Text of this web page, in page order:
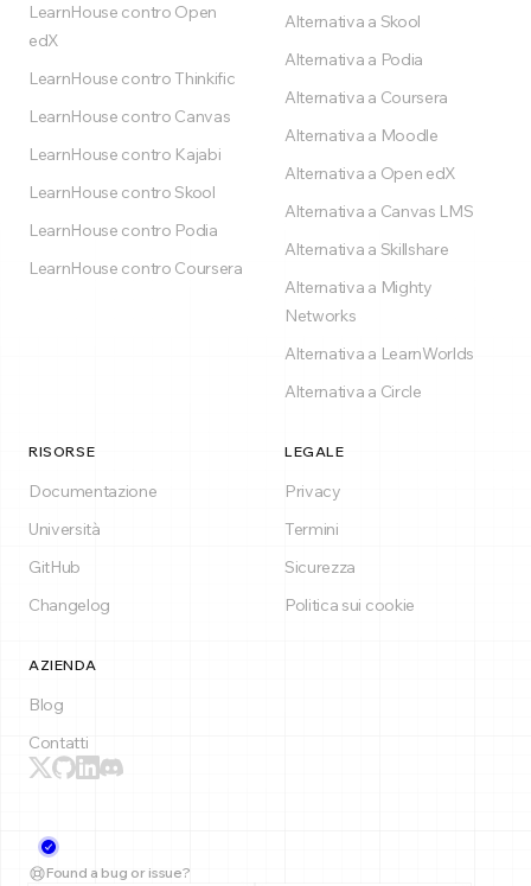
LearnHouse contro Open
edX
LearnHouse contro Thinkific
LearnHouse contro Canvas
LearnHouse contro Kajabi
LearnHouse contro Skool
LearnHouse contro Podia
LearnHouse contro Coursera
Alternativa a Skool
Alternativa a Podia
Alternativa a Coursera
Alternativa a Moodle
Alternativa a Open edX
Alternativa a Canvas LMS
Alternativa a Skillshare
Alternativa a Mighty
Networks
Alternativa a LearnWorlds
Alternativa a Circle
RISORSE
Documentazione
Università
GitHub
Changelog
LEGALE
Privacy
Termini
Sicurezza
Politica sui cookie
AZIENDA
Blog
Contatti
Found a bug or issue?